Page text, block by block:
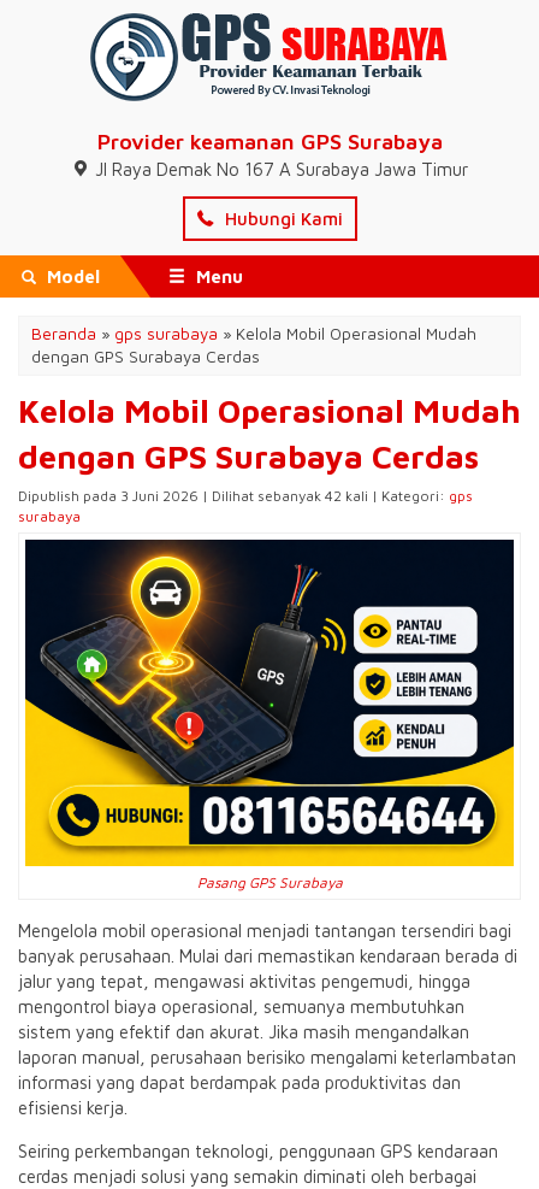
Provider keamanan GPS Surabaya
Jl Raya Demak No 167 A Surabaya Jawa Timur
Hubungi Kami
Model Menu
Beranda » gps surabaya » Kelola Mobil Operasional Mudah
dengan GPS Surabaya Cerdas
Kelola Mobil Operasional Mudah
dengan GPS Surabaya Cerdas
Dipublish pada 3 Juni 2026 | Dilihat sebanyak 42 kali | Kategori: gps
surabaya
Pasang GPS Surabaya
Mengelola mobil operasional menjadi tantangan tersendiri bagi
banyak perusahaan. Mulai dari memastikan kendaraan berada di
jalur yang tepat, mengawasi aktivitas pengemudi, hingga
mengontrol biaya operasional, semuanya membutuhkan
sistem yang efektif dan akurat. Jika masih mengandalkan
laporan manual, perusahaan berisiko mengalami keterlambatan
informasi yang dapat berdampak pada produktivitas dan
efisiensi kerja.
Seiring perkembangan teknologi, penggunaan GPS kendaraan
cerdas menjadi solusi yang semakin diminati oleh berbagai